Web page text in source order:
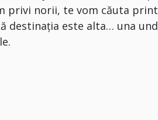
privi norii, te vom căuta
destinația este alta… una